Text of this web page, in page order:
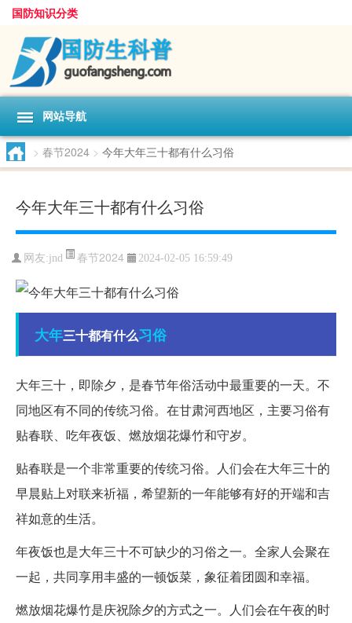
国防知识分类
网站导航
> 春节2024 > 今年大年三十都有什么习俗
今年大年三十都有什么习俗
网友:jnd 春节2024 2024-02-05 16:59:49
大年三十都有什么习俗
大年三十，即除夕，是春节年俗活动中最重要的一天。不
同地区有不同的传统习俗。在甘肃河西地区，主要习俗有
贴春联、吃年夜饭、燃放烟花爆竹和守岁。
贴春联是一个非常重要的传统习俗。人们会在大年三十的
早晨贴上对联来祈福，希望新的一年能够有好的开端和吉
祥如意的生活。
年夜饭也是大年三十不可缺少的习俗之一。全家人会聚在
一起，共同享用丰盛的一顿饭菜，象征着团圆和幸福。
燃放烟花爆竹是庆祝除夕的方式之一。人们会在午夜的时